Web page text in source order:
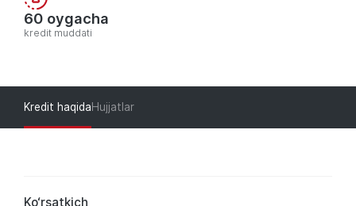
60 oygacha
kredit muddati
Kredit haqidaHujjatlar
Ko‘rsatkich